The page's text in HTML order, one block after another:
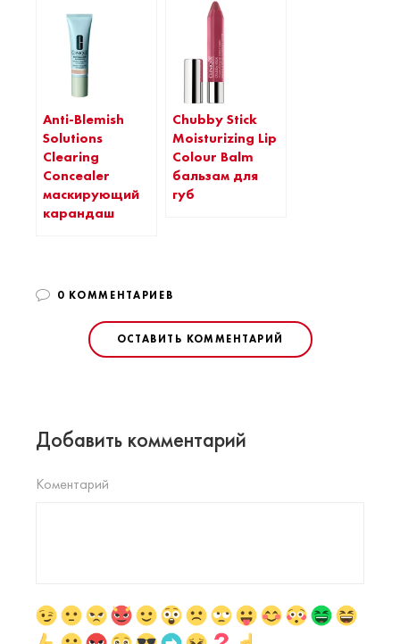
Anti-Blemish
Solutions
Сlearing
Сoncealer
маскирующий
карандаш
Chubby Stick
Moisturizing Lip
Colour Balm
бальзам для
губ
0 КОММЕНТАРИЕВ
ОСТАВИТЬ КОММЕНТАРИЙ
Добавить комментарий
Коментарий